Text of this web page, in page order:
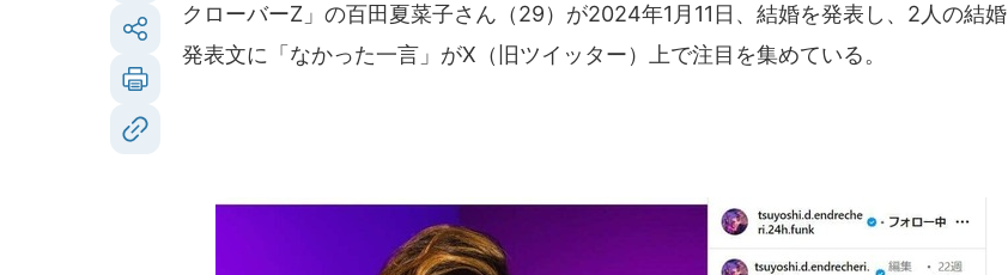
クローバーZ」の百田夏菜子さん（29）が2024年1月11日、結婚を発表し、2人の結婚
発表文に「なかった一言」がX（旧ツイッター）上で注目を集めている。